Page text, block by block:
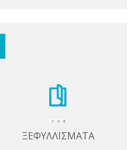
ΞΕΦΥΛΛΙΣΜΑΤΑ